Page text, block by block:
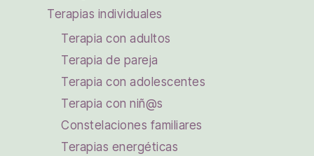
Terapias individuales
Terapia con adultos
Terapia de pareja
Terapia con adolescentes
Terapia con niñ@s
Constelaciones familiares
Terapias energéticas